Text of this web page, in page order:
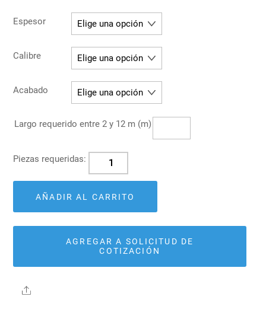
Espesor
Calibre
Acabado
Largo requerido entre 2 y 12 m (m)
Panel
Metwood
cantidad
AÑADIR AL CARRITO
AGREGAR A SOLICITUD DE
COTIZACIÓN
Share